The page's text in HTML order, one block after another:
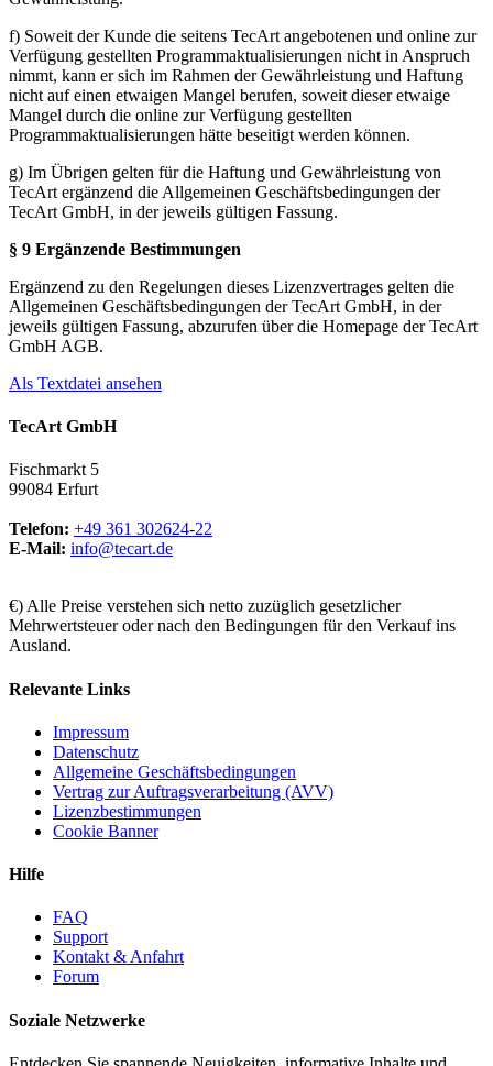
f) Soweit der Kunde die seitens TecArt angebotenen und online zur
Verfügung gestellten Programmaktualisierungen nicht in Anspruch
nimmt, kann er sich im Rahmen der Gewährleistung und Haftung
nicht auf einen etwaigen Mangel berufen, soweit dieser etwaige
Mangel durch die online zur Verfügung gestellten
Programmaktualisierungen hätte beseitigt werden können.
g) Im Übrigen gelten für die Haftung und Gewährleistung von
TecArt ergänzend die Allgemeinen Geschäftsbedingungen der
TecArt GmbH, in der jeweils gültigen Fassung.
§ 9 Ergänzende Bestimmungen
Ergänzend zu den Regelungen dieses Lizenzvertrages gelten die
Allgemeinen Geschäftsbedingungen der TecArt GmbH, in der
jeweils gültigen Fassung, abzurufen über die Homepage der TecArt
GmbH AGB.
Als Textdatei ansehen
TecArt GmbH
Fischmarkt 5
99084 Erfurt
Telefon: +49 361 302624-22
E-Mail: info@tecart.de
€) Alle Preise verstehen sich netto zuzüglich gesetzlicher
Mehrwertsteuer oder nach den Bedingungen für den Verkauf ins
Ausland.
Relevante Links
Impressum
Datenschutz
Allgemeine Geschäftsbedingungen
Vertrag zur Auftragsverarbeitung (AVV)
Lizenzbestimmungen
Cookie Banner
Hilfe
FAQ
Support
Kontakt & Anfahrt
Forum
Soziale Netzwerke